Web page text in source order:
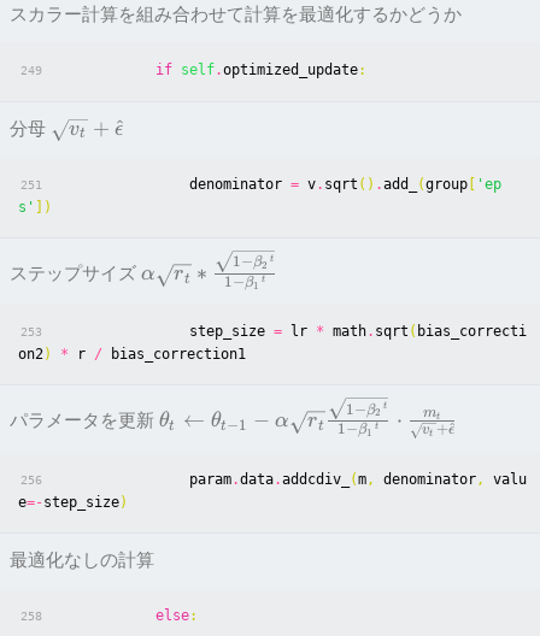
スカラー計算を組み合わせて計算を最適化するかどうか
249 if self.optimized_update:
分母 vt + ϵ
^
251 denominator = v. sqrt () .add_ (group [ 'ep
s' ])
ステップサイズ α rt ∗ 1−β1
t
1−β2
t
253 step_size = lr * math. sqrt ( bias_correcti
on2) * r / bias_correction1
パラメータを更新 θt ← θt−1 − α rt 1−β1
t
1 −β2
t
⋅ vt +ϵ
^
mt
256 param.data.addcdiv_ (m, denominator,
valu
e=-step_size)
最適化なしの計算
258 else: